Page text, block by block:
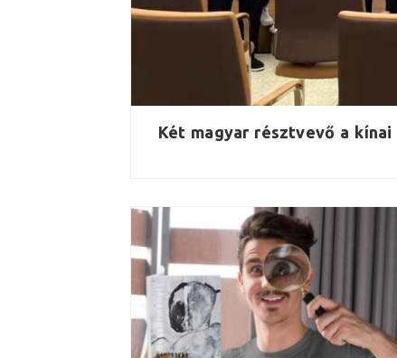
Két magyar résztvevő a